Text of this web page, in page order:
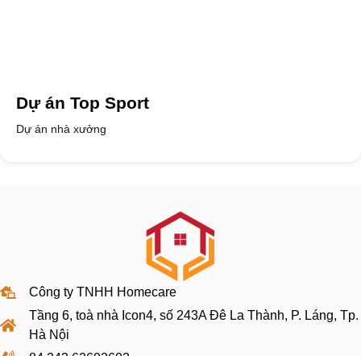
Dự án Top Sport
Dự án nhà xưởng
Công ty TNHH Homecare
Tầng 6, toà nhà Icon4, số 243A Đê La Thành, P. Láng, Tp.
Hà Nội